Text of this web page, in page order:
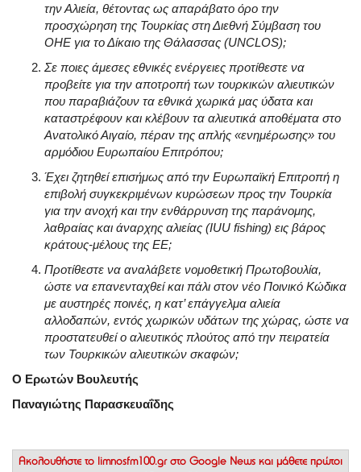
την Αλιεία, θέτοντας ως απαράβατο όρο την
προσχώρηση της Τουρκίας στη Διεθνή Σύμβαση του
ΟΗΕ για το Δίκαιο της Θάλασσας (UNCLOS);
Σε ποιες άμεσες εθνικές ενέργειες προτίθεστε να
προβείτε για την αποτροπή των τουρκικών αλιευτικών
που παραβιάζουν τα εθνικά χωρικά μας ύδατα και
καταστρέφουν και κλέβουν τα αλιευτικά αποθέματα στο
Ανατολικό Αιγαίο, πέραν της απλής «ενημέρωσης» του
αρμόδιου Ευρωπαίου Επιτρόπου;
Έχει ζητηθεί επισήμως από την Ευρωπαϊκή Επιτροπή η
επιβολή συγκεκριμένων κυρώσεων προς την Τουρκία
για την ανοχή και την ενθάρρυνση της παράνομης,
λαθραίας και άναρχης αλιείας (IUU fishing) εις βάρος
κράτους-μέλους της ΕΕ;
Προτίθεστε να αναλάβετε νομοθετική Πρωτοβουλία,
ώστε να επανενταχθεί και πάλι στον νέο Ποινικό Κώδικα
με αυστηρές ποινές, η κατ’ επάγγελμα αλιεία
αλλοδαπών, εντός χωρικών υδάτων της χώρας, ώστε να
προστατευθεί ο αλιευτικός πλούτος από την πειρατεία
των Τουρκικών αλιευτικών σκαφών;
Ο Ερωτών Βουλευτής
Παναγιώτης Παρασκευαΐδης
Ακολουθήστε το limnosfm100.gr στο Google News και μάθετε πρώτοι